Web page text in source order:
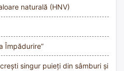
naturală (HNV)
Împădurire”
singur puieți din sâmburi și